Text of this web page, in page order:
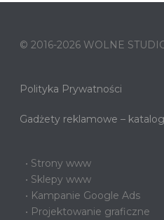
© 2016-2026 WOLNE
Polityka Prywatności
Gadżety reklamowe – katalog
• Strony www
• Sklepy www
• Kampanie Google Ads
• Projektowanie graficzne